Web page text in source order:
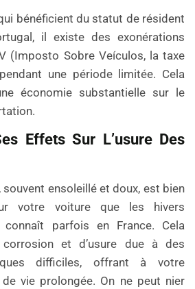
bénéficient du statut de résident
il existe des exonérations
(Imposto Sobre Veículos, la taxe
une période limitée. Cela
économie substantielle sur le
Effets Sur L’usure Des
ensoleillé et doux, est bien
votre voiture que les hivers
connaît parfois en France. Cela
et d’usure due à des
difficiles, offrant à votre
vie prolongée. On ne peut nier